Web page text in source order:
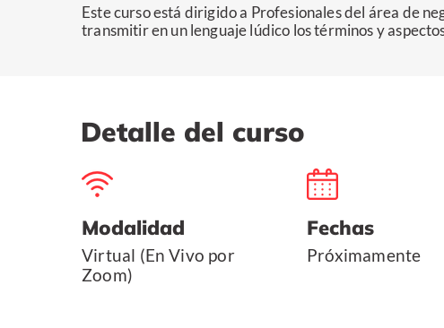
Este curso está dirigido a Profesionales del área de
transmitir en un lenguaje lúdico los términos y
Detalle del curso
Modalidad
Virtual (En Vivo por
Zoom)
Fechas
Próximamente